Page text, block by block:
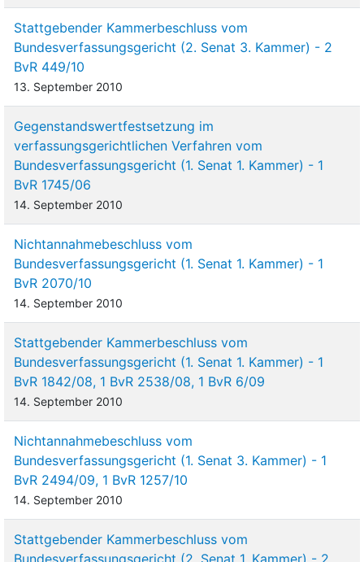
Stattgebender Kammerbeschluss vom
Bundesverfassungsgericht (2. Senat 3. Kammer) - 2
BvR 449/10
13. September 2010
Gegenstandswertfestsetzung im
verfassungsgerichtlichen Verfahren vom
Bundesverfassungsgericht (1. Senat 1. Kammer) - 1
BvR 1745/06
14. September 2010
Nichtannahmebeschluss vom
Bundesverfassungsgericht (1. Senat 1. Kammer) - 1
BvR 2070/10
14. September 2010
Stattgebender Kammerbeschluss vom
Bundesverfassungsgericht (1. Senat 1. Kammer) - 1
BvR 1842/08, 1 BvR 2538/08, 1 BvR 6/09
14. September 2010
Nichtannahmebeschluss vom
Bundesverfassungsgericht (1. Senat 3. Kammer) - 1
BvR 2494/09, 1 BvR 1257/10
14. September 2010
Stattgebender Kammerbeschluss vom
Bundesverfassungsgericht (2. Senat 1. Kammer) - 2